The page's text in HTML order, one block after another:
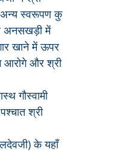
अन्य स्वरूपण कु
अनसखड़ी में
खाने में ऊपर
आरोगे और श्री
गौस्वामी
श्री
के यहाँ